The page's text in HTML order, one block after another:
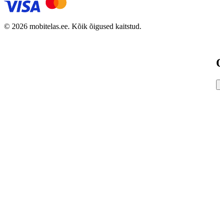
© 2026 mobitelas.ee. Kõik õigused kaitstud.